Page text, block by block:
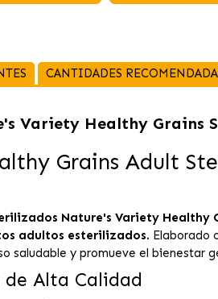
CANTIDADES
Variety Healthy Grains
Grains Adult
Nature's Variety Healthy
adultos esterilizados. Elaborado
saludable y promueve el bienestar
Alta Calidad